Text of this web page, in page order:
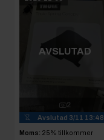
AVSLUTAD
2
Avslutad 3/11 13:48
Moms: 25% tillkommer